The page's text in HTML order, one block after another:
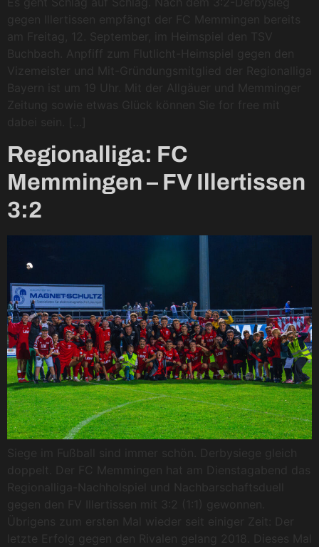
gegen Illertissen empfängt der FC Memmingen bereits
am Freitag, 12. September, im Heimspiel den TSV
Buchbach. Anpfiff zum Flutlicht-Heimspiel gegen den
Vizemeister und Mit-Gründungsmitglied der Regionalliga
Bayern ist um 19 Uhr. Mit der Allgäuer und Memminger
Zeitung sowie etwas Glück können Sie for free mit
dabei sein. […]
Regionalliga: FC
Memmingen – FV Illertissen
3:2
Siege im Fußball sind immer schön. Derbysiege gleich
doppelt. Der FC Memmingen hat am Dienstagabend das
Regionalliga-Nachholspiel und Nachbarschaftsduell
gegen den FV Illertissen mit 3:2 (1:1) gewonnen.
Übrigens zum ersten Mal wieder seit einiger Zeit: Der
letzte Erfolg gegen den Rivalen gelang 2018. Dieses Mal